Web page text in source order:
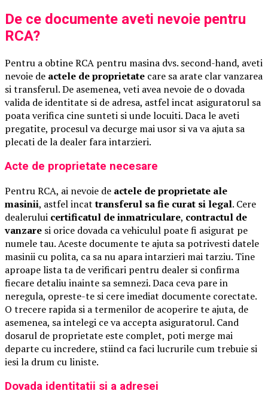
De ce documente aveti nevoie pentru
RCA?
Pentru a obtine RCA pentru masina dvs. second-hand, aveti
nevoie de actele de proprietate care sa arate clar vanzarea
si transferul. De asemenea, veti avea nevoie de o dovada
valida de identitate si de adresa, astfel incat asiguratorul sa
poata verifica cine sunteti si unde locuiti. Daca le aveti
pregatite, procesul va decurge mai usor si va va ajuta sa
plecati de la dealer fara intarzieri.
Acte de proprietate necesare
Pentru RCA, ai nevoie de actele de proprietate ale
masinii, astfel incattransferul sa fie curat si legal. Cere
dealerului certificatul de inmatriculare, contractul de
vanzare si orice dovada ca vehiculul poate fi asigurat pe
numele tau. Aceste documente te ajuta sa potrivesti datele
masinii cu polita, ca sa nu apara intarzieri mai tarziu. Tine
aproape lista ta de verificari pentru dealer si confirma
fiecare detaliu inainte sa semnezi. Daca ceva pare in
neregula, opreste-te si cere imediat documente corectate.
O trecere rapida si a termenilor de acoperire te ajuta, de
asemenea, sa intelegi ce va accepta asiguratorul. Cand
dosarul de proprietate este complet, poti merge mai
departe cu incredere, stiind ca faci lucrurile cum trebuie si
iesi la drum cu liniste.
Dovada identitatii si a adresei